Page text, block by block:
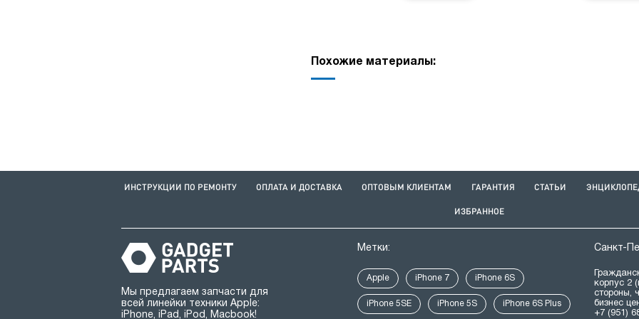
Похожие материалы:
ИНСТРУКЦИИ ПО РЕМОНТУ ОПЛАТА И ДОСТАВКА ОПТОВЫМ КЛИЕНТАМ ГАРАНТИЯ СТАТЬИ
ИЗБРАННОЕ
Мы предлагаем запчасти для
всей линейки техники Apple:
iPhone, iPad, iPod, Macbook!
Метки:
Apple iPhone 7 iPhone 6S
iPhone 5SE iPhone 5S iPhone 6S Plus
Санкт-
корпус 2
стороны,
бизнес
+7 (951)